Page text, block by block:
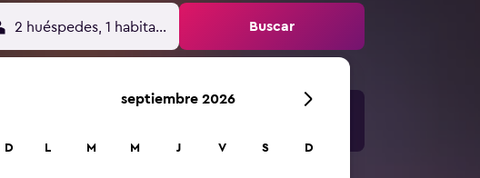
2 huéspedes, 1 habitación Buscar
D
septiembre 2026
L M M J V S D